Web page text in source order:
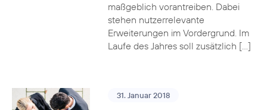
maßgeblich vorantreiben. Dabei
stehen nutzerrelevante
Erweiterungen im Vordergrund. Im
Laufe des Jahres soll zusätzlich […]
31. Januar 2018